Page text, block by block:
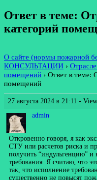
Ответ в теме:
категорий
О сайте (нормы пожарной
КОНСУЛЬТАЦИИ ›
помещений › Ответ в теме:
помещений
27 августа 2024 в 21:11 -
admin
Откровенно говоря, я как
СТУ или расчетов риска и
получить “индульгенцию”
требования. Я считаю, что
так, что исполнение
существенно не повысят